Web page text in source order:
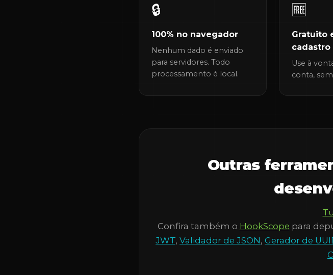
🔒
100% no navegador
Nenhum dado é enviado
para servidores. Todo
processamento é local.
🆓
Gratuito
cadastro
Use à
conta,
Outras
Confira também o HookScope para
JWT, Validador de JSON, Gerador de